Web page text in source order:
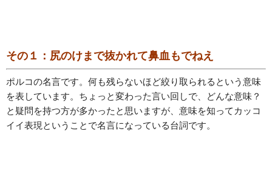
その１：尻のけまで抜かれて鼻血もでねえ
ポルコの名言です。何も残らないほど絞り取られるという意味
を表しています。ちょっと変わった言い回しで、どんな意味？
と疑問を持つ方が多かったと思いますが、意味を知ってカッコ
イイ表現ということで名言になっている台詞です。